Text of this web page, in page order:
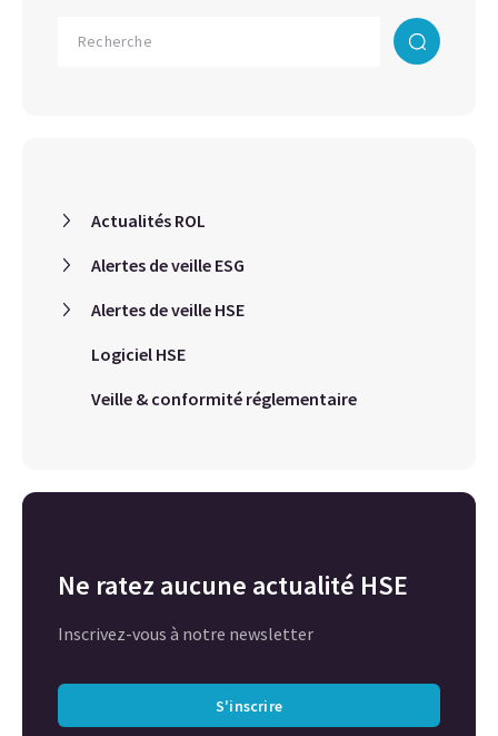
Actualités ROL
Alertes de veille ESG
Alertes de veille HSE
Logiciel HSE
Veille & conformité réglementaire
Ne ratez aucune actualité HSE
Inscrivez-vous à notre newsletter
S'inscrire